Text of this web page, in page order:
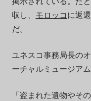
収し、 モロッコに返
だ。
ユネスコ事務局長の
ーチャルミュージア
「盗まれた遺物やそ